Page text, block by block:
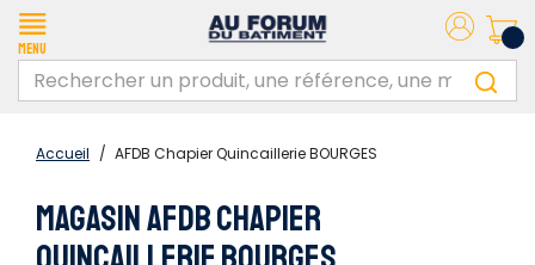
Menu
Accueil / AFDB Chapier Quincaillerie BOURGES
MAGASIN AFDB CHAPIER